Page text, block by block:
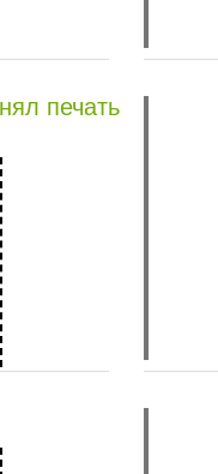
печать